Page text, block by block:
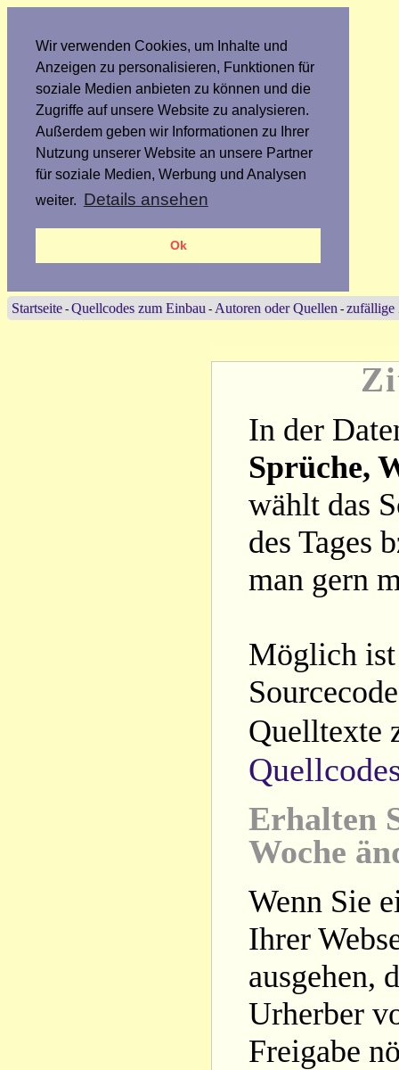
Wir verwenden Cookies, um Inhalte und
Anzeigen zu personalisieren, Funktionen für
soziale Medien anbieten zu können und die
Zugriffe auf unsere Website zu analysieren.
Außerdem geben wir Informationen zu Ihrer
Nutzung unserer Website an unsere Partner
für soziale Medien, Werbung und Analysen
weiter. Details ansehen
Ok
Startseite - Quellcodes zum Einbau - Autoren oder Quellen - zufällige
In der
Sprüche,
wählt das
des Tages
man gern
Möglich ist
Quelltexte
Erhalten
Woche
Wenn Sie
Ihrer
ausgehen,
Urherber
Freigabe